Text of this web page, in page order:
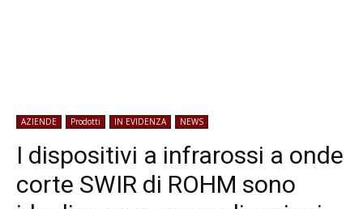
AZIENDE Prodotti IN EVIDENZA NEWS
I dispositivi a infrarossi a onde
corte SWIR di ROHM sono